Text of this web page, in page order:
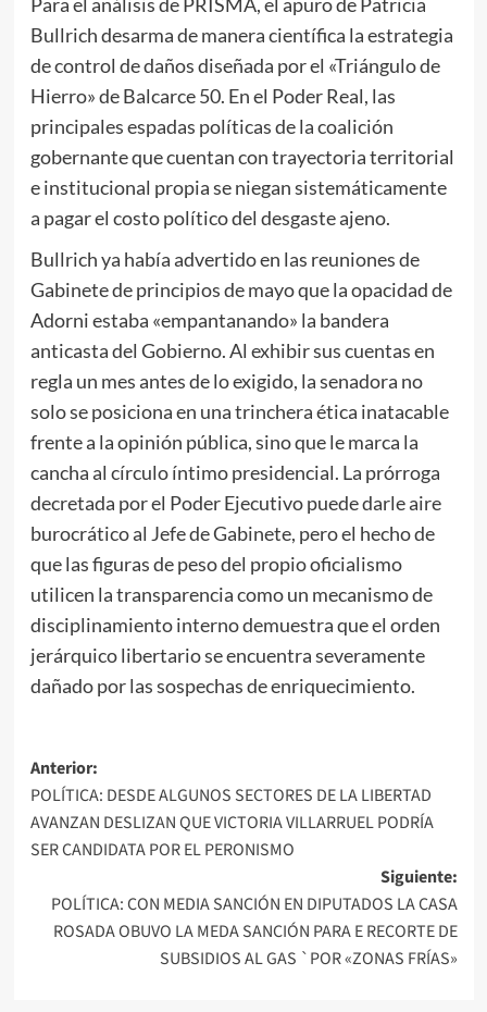
Bullrich desarma de manera científica la estrategia
de control de daños diseñada por el «Triángulo de
Hierro» de Balcarce 50. En el Poder Real, las
principales espadas políticas de la coalición
gobernante que cuentan con trayectoria territorial
e institucional propia se niegan sistemáticamente
a pagar el costo político del desgaste ajeno.
Bullrich ya había advertido en las reuniones de
Gabinete de principios de mayo que la opacidad de
Adorni estaba «empantanando» la bandera
anticasta del Gobierno. Al exhibir sus cuentas en
regla un mes antes de lo exigido, la senadora no
solo se posiciona en una trinchera ética inatacable
frente a la opinión pública, sino que le marca la
cancha al círculo íntimo presidencial. La prórroga
decretada por el Poder Ejecutivo puede darle aire
burocrático al Jefe de Gabinete, pero el hecho de
que las figuras de peso del propio oficialismo
utilicen la transparencia como un mecanismo de
disciplinamiento interno demuestra que el orden
jerárquico libertario se encuentra severamente
dañado por las sospechas de enriquecimiento.
Navegación
de
entradas
Anterior:
POLÍTICA: DESDE ALGUNOS SECTORES DE LA LIBERTAD
AVANZAN DESLIZAN QUE VICTORIA VILLARRUEL PODRÍA
SER CANDIDATA POR EL PERONISMO
Siguiente:
POLÍTICA: CON MEDIA SANCIÓN EN DIPUTADOS LA CASA
ROSADA OBUVO LA MEDA SANCIÓN PARA E RECORTE DE
SUBSIDIOS AL GAS `POR «ZONAS FRÍAS»